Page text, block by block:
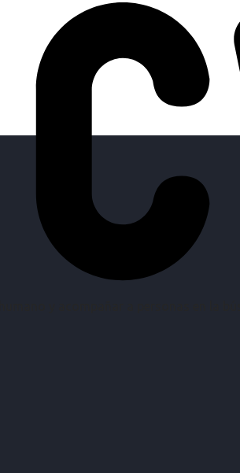
y acompañar a personas en la